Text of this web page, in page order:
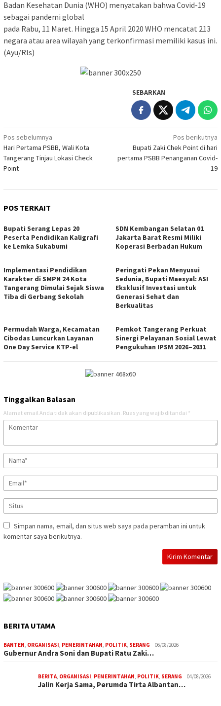
Badan Kesehatan Dunia (WHO) menyatakan bahwa Covid-19
sebagai pandemi global
pada Rabu, 11 Maret. Hingga 15 April 2020 WHO mencatat 213
negara atau area wilayah yang terkonfirmasi memiliki kasus ini.
(Ayu/Rls)
SEBARKAN
Navigasi
pos
Pos sebelumnya
Hari Pertama PSBB, Wali Kota
Tangerang Tinjau Lokasi Check
Point
Pos berikutnya
Bupati Zaki Chek Point di hari
pertama PSBB Penanganan Covid-
19
POS TERKAIT
Bupati Serang Lepas 20
Peserta Pendidikan Kaligrafi
ke Lemka Sukabumi
SDN Kembangan Selatan 01
Jakarta Barat Resmi Miliki
Koperasi Berbadan Hukum
Implementasi Pendidikan
Karakter di SMPN 24 Kota
Tangerang Dimulai Sejak Siswa
Tiba di Gerbang Sekolah
Peringati Pekan Menyusui
Sedunia, Bupati Maesyal: ASI
Eksklusif Investasi untuk
Generasi Sehat dan
Berkualitas
Permudah Warga, Kecamatan
Cibodas Luncurkan Layanan
One Day Service KTP-el
Pemkot Tangerang Perkuat
Sinergi Pelayanan Sosial Lewat
Pengukuhan IPSM 2026–2031
Tinggalkan Balasan
Alamat email Anda tidak akan dipublikasikan. Ruas yang wajib ditandai *
Simpan nama, email, dan situs web saya pada peramban ini untuk
komentar saya berikutnya.
BERITA UTAMA
BANTEN, ORGANISASI, PEMERINTAHAN, POLITIK, SERANG 06/08/2026
Gubernur Andra Soni dan Bupati Ratu Zaki…
BERITA, ORGANISASI, PEMERINTAHAN, POLITIK, SERANG 04/08/2026
Jalin Kerja Sama, Perumda Tirta Albantan…